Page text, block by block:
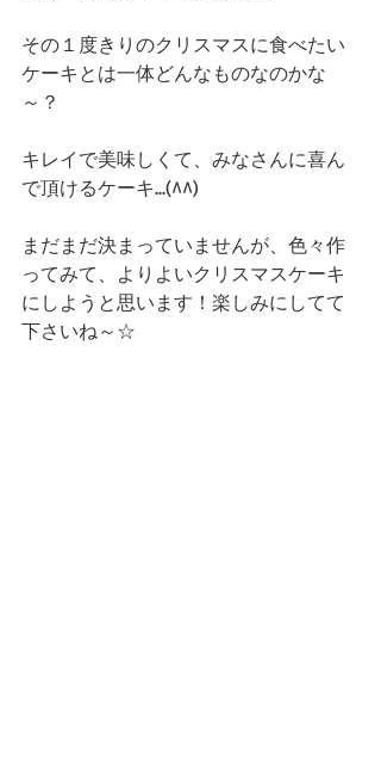
その１度きりのクリスマスに食べたい
ケーキとは一体どんなものなのかな
～？
キレイで美味しくて、みなさんに喜ん
で頂けるケーキ...(^^)
まだまだ決まっていませんが、色々作
ってみて、よりよいクリスマスケーキ
にしようと思います！楽しみにしてて
下さいね～☆